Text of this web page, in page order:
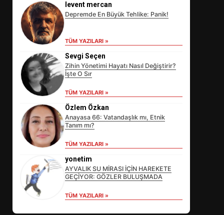
levent mercan
Depremde En Büyük Tehlike: Panik!
TÜM YAZILARI »
Sevgi Seçen
Zihin Yönetimi Hayatı Nasıl Değiştirir?
İşte O Sır
TÜM YAZILARI »
Özlem Özkan
Anayasa 66: Vatandaşlık mı, Etnik
Tanım mı?
TÜM YAZILARI »
yonetim
AYVALIK SU MİRASI İÇİN HAREKETE
GEÇİYOR: GÖZLER BULUŞMADA
TÜM YAZILARI »
SÜRDÜRÜLEBİLİRLİKTE NE
DEĞİŞECEK?